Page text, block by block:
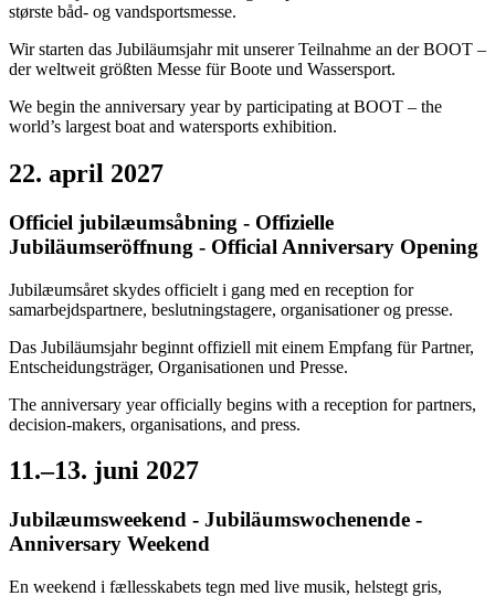
største båd- og vandsportsmesse.
Wir starten das Jubiläumsjahr mit unserer Teilnahme an der BOOT –
der weltweit größten Messe für Boote und Wassersport.
We begin the anniversary year by participating at BOOT – the
world’s largest boat and watersports exhibition.
22. april 2027
Officiel jubilæumsåbning - Offizielle
Jubiläumseröffnung - Official Anniversary Opening
Jubilæumsåret skydes officielt i gang med en reception for
samarbejdspartnere, beslutningstagere, organisationer og presse.
Das Jubiläumsjahr beginnt offiziell mit einem Empfang für Partner,
Entscheidungsträger, Organisationen und Presse.
The anniversary year officially begins with a reception for partners,
decision-makers, organisations, and press.
11.–13. juni 2027
Jubilæumsweekend - Jubiläumswochenende -
Anniversary Weekend
En weekend i fællesskabets tegn med live musik, helstegt gris,